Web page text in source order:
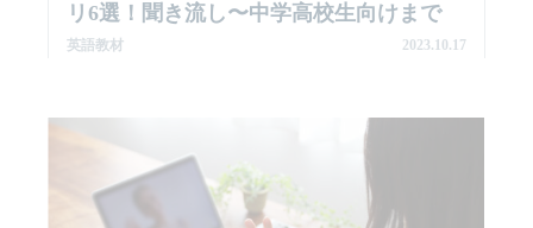
リ6選！聞き流し〜中学高校生向けまで
英語教材 2023.10.17